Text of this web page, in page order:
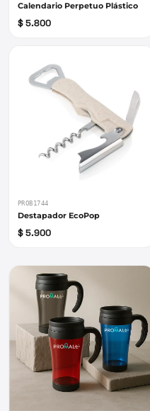
Calendario Perpetuo Plástico
$ 5.800
PROB1744
Destapador EcoPop
$ 5.900